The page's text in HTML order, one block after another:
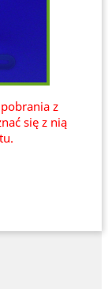
z
się z nią